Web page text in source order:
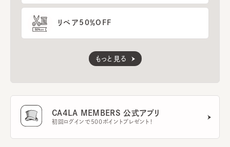
リペア50％OFF
もっと見る
CA4LA MEMBERS 公式アプリ
初回ログインで500ポイントプレゼント！